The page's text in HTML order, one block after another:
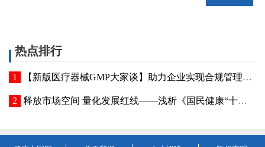
热点排行
【新版医疗器械GMP大家谈】助力企业实现合规管理主动升级——《医疗器械生产质量管理规范》质量保证章节解读
释放市场空间 量化发展红线——浅析《国民健康“十五五”规划》医疗器械领域政策信号